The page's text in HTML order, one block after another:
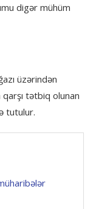
digər mühüm
üzərindən
tətbiq olunan
tutulur.